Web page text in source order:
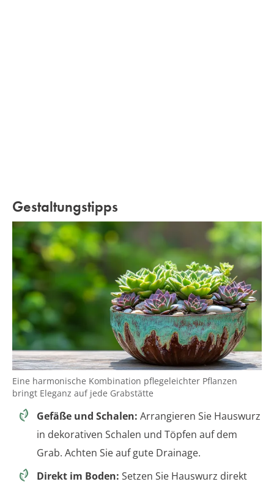
Gestaltungstipps
Eine harmonische Kombination pflegeleichter Pflanzen
bringt Eleganz auf jede Grabstätte
Gefäße und Schalen: Arrangieren Sie Hauswurz
in dekorativen Schalen und Töpfen auf dem
Grab. Achten Sie auf gute Drainage.
Direkt im Boden: Setzen Sie Hauswurz direkt